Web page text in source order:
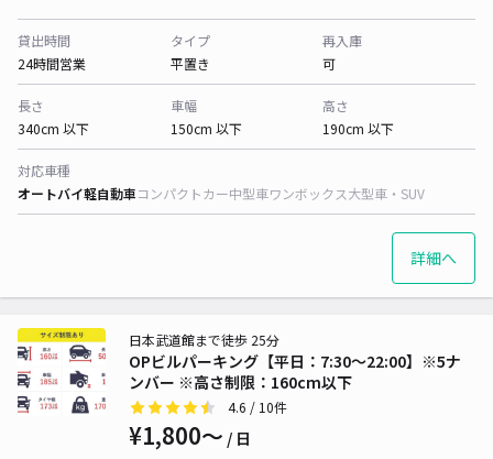
貸出時間
24時間営業
タイプ
平置き
再入庫
可
長さ
340cm 以下
車幅
150cm 以下
高さ
190cm 以下
対応車種
オートバイ軽自動車コンパクトカー中型車ワンボックス大型車・SUV
詳細へ
OPビルパーキング【平日：7:30〜22:00】※5ナ
ンバー ※高さ制限：160cm以下
日本武道館まで徒歩 25分
4.6 / 10件
¥1,800〜 / 日